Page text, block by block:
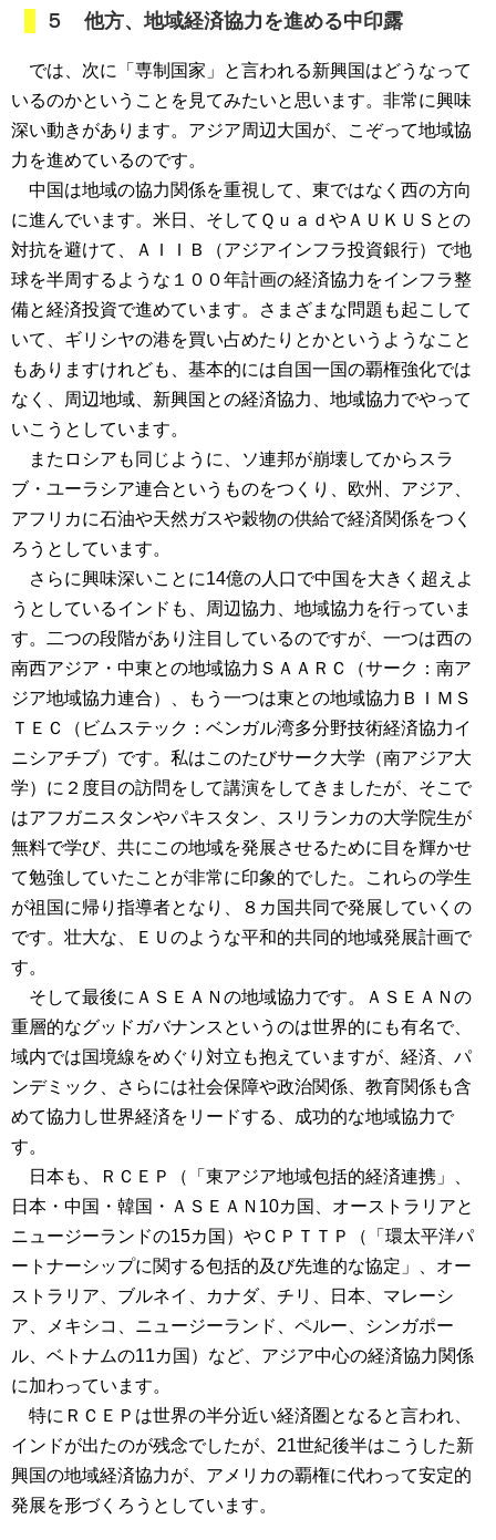
５ 他方、地域経済協力を進める中印露
では、次に「専制国家」と言われる新興国はどうなって
いるのかということを見てみたいと思います。非常に興味
深い動きがあります。アジア周辺大国が、こぞって地域協
力を進めているのです。
中国は地域の協力関係を重視して、東ではなく西の方向
に進んでいます。米日、そしてＱｕａｄやＡＵＫＵＳとの
対抗を避けて、ＡＩＩＢ（アジアインフラ投資銀行）で地
球を半周するような１００年計画の経済協力をインフラ整
備と経済投資で進めています。さまざまな問題も起こして
いて、ギリシヤの港を買い占めたりとかというようなこと
もありますけれども、基本的には自国一国の覇権強化では
なく、周辺地域、新興国との経済協力、地域協力でやって
いこうとしています。
またロシアも同じように、ソ連邦が崩壊してからスラ
ブ・ユーラシア連合というものをつくり、欧州、アジア、
アフリカに石油や天然ガスや穀物の供給で経済関係をつく
ろうとしています。
さらに興味深いことに14億の人口で中国を大きく超えよ
うとしているインドも、周辺協力、地域協力を行っていま
す。二つの段階があり注目しているのですが、一つは西の
南西アジア・中東との地域協力ＳＡＡＲＣ（サーク：南ア
ジア地域協力連合）、もう一つは東との地域協力ＢＩＭＳ
ＴＥＣ（ビムステック：ベンガル湾多分野技術経済協力イ
ニシアチブ）です。私はこのたびサーク大学（南アジア大
学）に２度目の訪問をして講演をしてきましたが、そこで
はアフガニスタンやパキスタン、スリランカの大学院生が
無料で学び、共にこの地域を発展させるために目を輝かせ
て勉強していたことが非常に印象的でした。これらの学生
が祖国に帰り指導者となり、８カ国共同で発展していくの
です。壮大な、ＥＵのような平和的共同的地域発展計画で
す。
そして最後にＡＳＥＡＮの地域協力です。ＡＳＥＡＮの
重層的なグッドガバナンスというのは世界的にも有名で、
域内では国境線をめぐり対立も抱えていますが、経済、パ
ンデミック、さらには社会保障や政治関係、教育関係も含
めて協力し世界経済をリードする、成功的な地域協力で
す。
日本も、ＲＣＥＰ（「東アジア地域包括的経済連携」、
日本・中国・韓国・ＡＳＥＡＮ10カ国、オーストラリアと
ニュージーランドの15カ国）やＣＰＴＴＰ（「環太平洋パ
ートナーシップに関する包括的及び先進的な協定」、オー
ストラリア、ブルネイ、カナダ、チリ、日本、マレーシ
ア、メキシコ、ニュージーランド、ペルー、シンガポー
ル、ベトナムの11カ国）など、アジア中心の経済協力関係
に加わっています。
特にＲＣＥＰは世界の半分近い経済圏となると言われ、
インドが出たのが残念でしたが、21世紀後半はこうした新
興国の地域経済協力が、アメリカの覇権に代わって安定的
発展を形づくろうとしています。